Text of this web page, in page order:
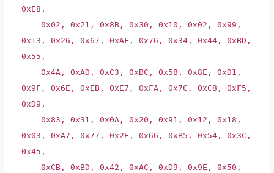
0xE8,
0x02, 0x21, 0x8B, 0x30, 0x10, 0x02, 0x99,
0x13, 0x26, 0x67, 0xAF, 0x76, 0x34, 0x44, 0xBD,
0x55,
0x4A, 0xAD, 0xC3, 0xBC, 0x58, 0x8E, 0xD1,
0x9F, 0x6E, 0xEB, 0xE7, 0xFA, 0x7C, 0xC8, 0xF5,
0xD9,
0x83, 0x31, 0x0A, 0x20, 0x91, 0x12, 0x18,
0x03, 0xA7, 0x77, 0x2E, 0x66, 0xB5, 0x54, 0x3C,
0x45,
0xCB, 0xBD, 0x42, 0xAC, 0xD9, 0x9E, 0x50,